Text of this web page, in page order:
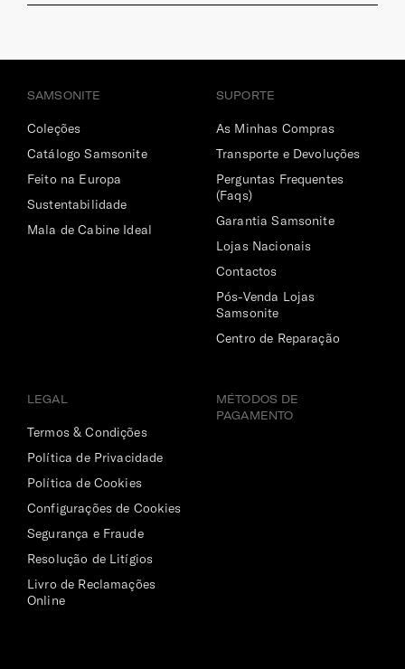
SAMSONITE
Coleções
Catálogo Samsonite
Feito na Europa
Sustentabilidade
Mala de Cabine Ideal
SUPORTE
As Minhas Compras
Transporte e Devoluções
Perguntas Frequentes
(Faqs)
Garantia Samsonite
Lojas Nacionais
Contactos
Pós-Venda Lojas
Samsonite
Centro de Reparação
LEGAL
Termos & Condições
Política de Privacidade
Política de Cookies
Configurações de Cookies
Segurança e Fraude
Resolução de Litígios
Livro de Reclamações
Online
MÉTODOS DE
PAGAMENTO